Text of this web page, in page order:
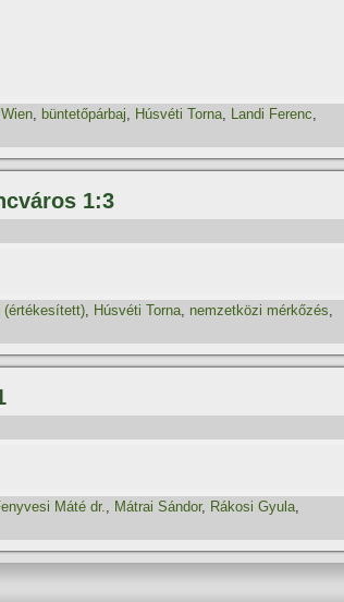
, büntetőpárbaj, Húsvéti Torna, Landi Ferenc,
1:3
(értékesí­tett), Húsvéti Torna, nemzetközi mérkőzés,
Máté dr., Mátrai Sándor, Rákosi Gyula,